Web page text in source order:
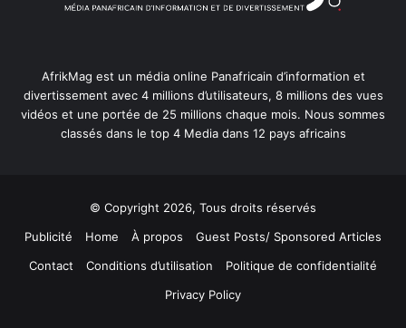
AfrikMag est un média online Panafricain d’information et
divertissement avec 4 millions d’utilisateurs, 8 millions des vues
vidéos et une portée de 25 millions chaque mois. Nous sommes
classés dans le top 4 Media dans 12 pays africains
© Copyright 2026, Tous droits réservés
Publicité
Home À propos
Guest Posts/ Sponsored Articles
Contact
Conditions d’utilisation
Politique de confidentialité
Privacy Policy